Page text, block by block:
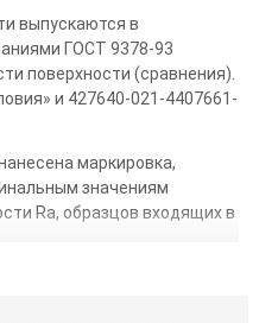
выпускаются в
ГОСТ 9378-93
поверхности (сравнения).
и 427640-021-4407661-
маркировка,
значениям
Ra, образцов входящих в
образцов входящих в